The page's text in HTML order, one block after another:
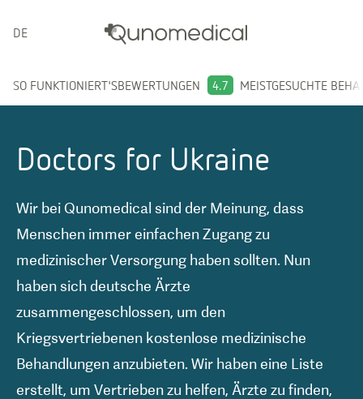
DEUTSCH
SO FUNKTIONIERT'SBEWERTUNGEN 4.7 MEISTGESUCHTE
Doctors for Ukraine
Wir bei Qunomedical sind der Meinung, dass
Menschen immer einfachen Zugang zu
medizinischer Versorgung haben sollten. Nun
haben sich deutsche Ärzte
zusammengeschlossen, um den
Kriegsvertriebenen kostenlose medizinische
Behandlungen anzubieten. Wir haben eine Liste
erstellt, um Vertrieben zu helfen, Ärzte zu finden,